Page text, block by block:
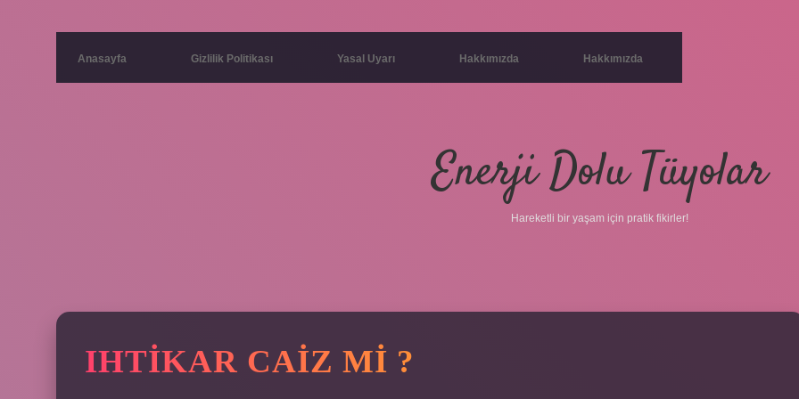
Anasayfa Gizlilik Politikası Yasal Uyarı Hakkımızda Hakkımızda
Enerji Dolu Tüyolar
Hareketli bir yaşam için pratik fikirler!
IHTIKAR CAIZ MI ?